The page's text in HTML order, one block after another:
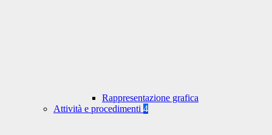
Rappresentazione grafica
Attività e procedimenti 4